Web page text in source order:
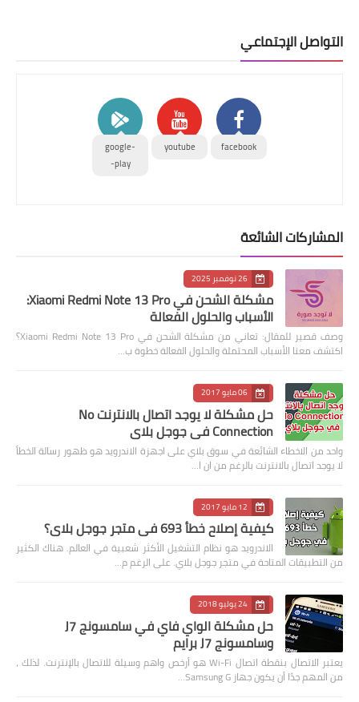
التواصل الإجتماعي
facebook
youtube
google-
play-
المشاركات الشائعة
26 نوفمبر 2025
مشكلة الشحن في Xiaomi Redmi Note 13 Pro:
الأسباب والحلول الفعالة
وصف قصير للمقال: تعاني من مشكلة الشحن في Xiaomi Redmi Note 13 Pro؟
اكتشف معنا الأسباب المحتملة والحلول الفعالة خطوة ب…
06 مايو 2017
حل مشكلة لا يوجد اتصال بالانترنت No
Connection في جوجل بلاي
واحد من الاخطاء الشائعة في سوق بلاي على اجهزة الاندرويد هو ظهور رسالة الخطأ
لا يوجد اتصال بالانترنت بالرغم من ان ا…
12 مايو 2017
كيفية إصلاح خطأ 693 في متجر جوجل بلاي؟
الاندرويد هو نظام التشغيل الأكثر شعبية في العالم. هناك الكثير
من التطبيقات المتاحة في متجر جوجل بلاي. على الرغم م…
24 يوليو 2018
حل مشكلة الواي فاي في سامسونج J7
وسامسونج J7 برايم
يعتبر الاتصال بنقطة اتصال Wi-Fi هو أرخص واهم وسيلة للاتصال بالإنترنت. لذلك ،
من المهم جدًا أن يكون جهاز Samsung G…